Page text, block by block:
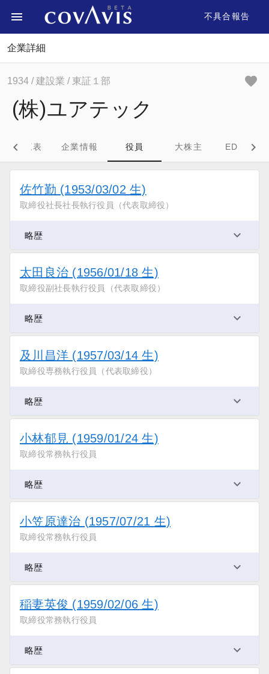
不具合報告
企業詳細
1934 / 建設業 / 東証１部
(株)ユアテック
財務三表 企業情報 役員 大株主 EDINET
佐竹勤 (1953/03/02 生)
取締役社長社長執行役員（代表取締役）
略歴
太田良治 (1956/01/18 生)
取締役副社長執行役員（代表取締役）
略歴
及川昌洋 (1957/03/14 生)
取締役専務執行役員（代表取締役）
略歴
小林郁見 (1959/01/24 生)
取締役常務執行役員
略歴
小笠原達治 (1957/07/21 生)
取締役常務執行役員
略歴
稲妻英俊 (1959/02/06 生)
取締役常務執行役員
略歴